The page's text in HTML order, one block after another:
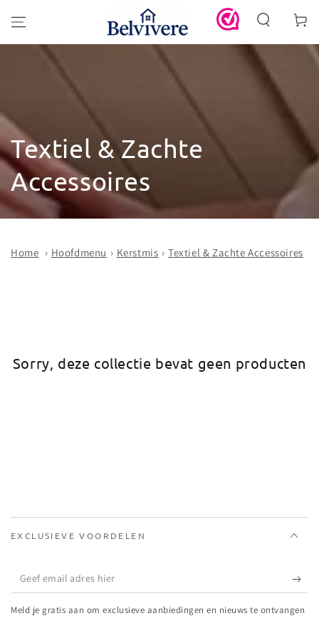
DE TEKST
Collectie:
Textiel & Zachte
Accessoires
Home › Hoofdmenu › Kerstmis › Textiel & Zachte Accessoires
Sorry, deze collectie bevat geen producten
EXCLUSIEVE VOORDELEN
Geef
email
adres
Meld je gratis aan om exclusieve aanbiedingen en nieuws te ontvangen